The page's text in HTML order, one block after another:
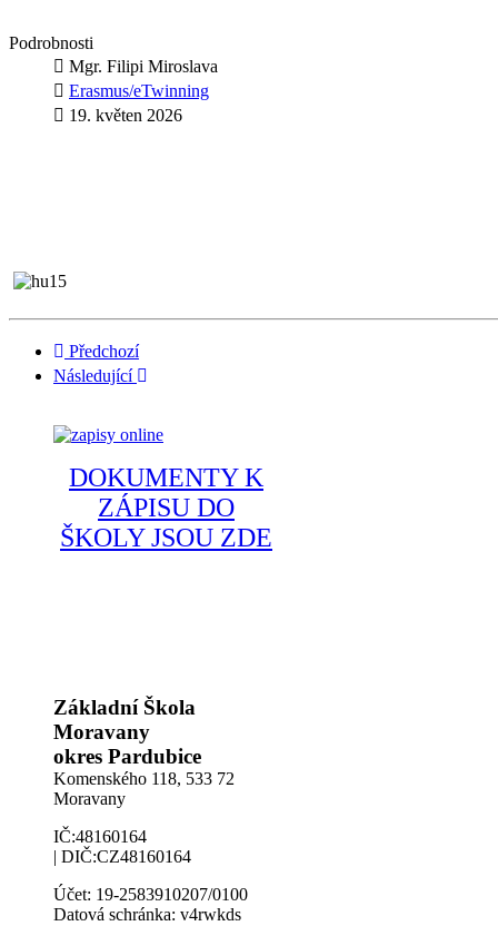
Podrobnosti
Mgr. Filipi Miroslava
Erasmus/eTwinning
19. květen 2026
Předchozí
Následující
DOKUMENTY K
ZÁPISU DO
ŠKOLY JSOU ZDE
Základní Škola
Moravany
okres Pardubice
Komenského 118, 533 72
Moravany
IČ:48160164
| DIČ:CZ48160164
Účet: 19-2583910207/0100
Datová schránka: v4rwkds